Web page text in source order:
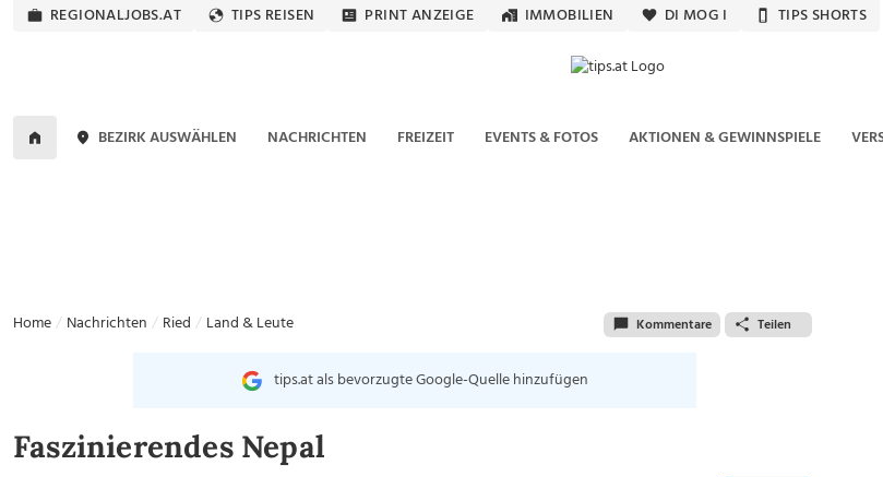
REGIONALJOBS.AT TIPS REISEN PRINT ANZEIGE IMMOBILIEN DI MOG I TIPS SHORTS
BEZIRK AUSWÄHLEN NACHRICHTEN FREIZEIT EVENTS & FOTOS AKTIONEN & GEWINNSPIELE
Home Nachrichten Ried Land & Leute Kommentare Teilen
tips.at als bevorzugte Google-Quelle hinzufügen
Faszinierendes Nepal